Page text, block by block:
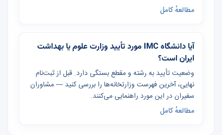
مطالعهٔ کامل
آیا دانشگاه IMC مورد تأیید وزارت علوم یا بهداشت
ایران است؟
وضعیت تأیید به رشته و مقطع بستگی دارد. قبل از ثبت‌نام
نهایی، آخرین فهرست وزارتخانه‌ها را بررسی کنید — مشاوران
سفیران در این مورد راهنمایی می‌کنند.
مطالعهٔ کامل